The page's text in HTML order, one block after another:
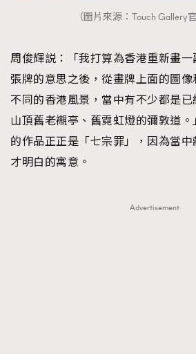
（圖片來源：Touch Gallery
周俊輝説：「我打算為香港重新畫
張牌的意思之後，從畫牌上面的圖
不同的香港風景，當中有不少都是
山頂舊老襯亭、舊霓虹燈的彌敦道
的作品正正是「七宗罪」，因為當
才明白的寓意。
Advertisement